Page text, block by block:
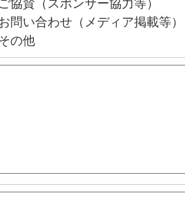
ご協賛（スポンサー協力等）
問い合わせ（メディア掲載等）
の他